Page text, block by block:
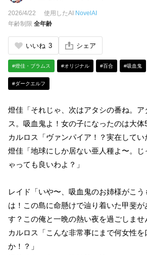
2026/4/22 使用したAI NovelAI
年齢制限 全年齢
いいね 3 シェア
#燈佳・ブラムス #オリジナル #百合 #吸血鬼
#ダークエルフ
燈佳「それじゃ、次はアタシの番ね。ア
ス。吸血鬼よ！女の子になったのは大体
カルロス「ヴァンパイア！？実在してい
燈佳「地球にしか居ない亜人種よ〜。じ
ゃっても良いわよ？」
レイド「いや〜、吸血鬼のお姉様がこう
は！この島に命懸けで辿り着いた甲斐
す？この俺と一晩の熱い夜を過ごしませ
カルロス「こんな非常事にまで何女性
か！？」